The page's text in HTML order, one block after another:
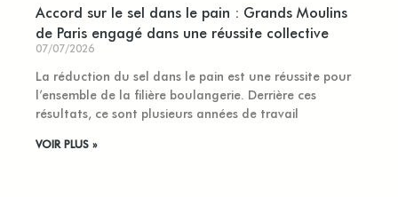
Accord sur le sel dans le pain : Grands Moulins
de Paris engagé dans une réussite collective
07/07/2026
La réduction du sel dans le pain est une réussite pour
l’ensemble de la filière boulangerie. Derrière ces
résultats, ce sont plusieurs années de travail
VOIR PLUS »